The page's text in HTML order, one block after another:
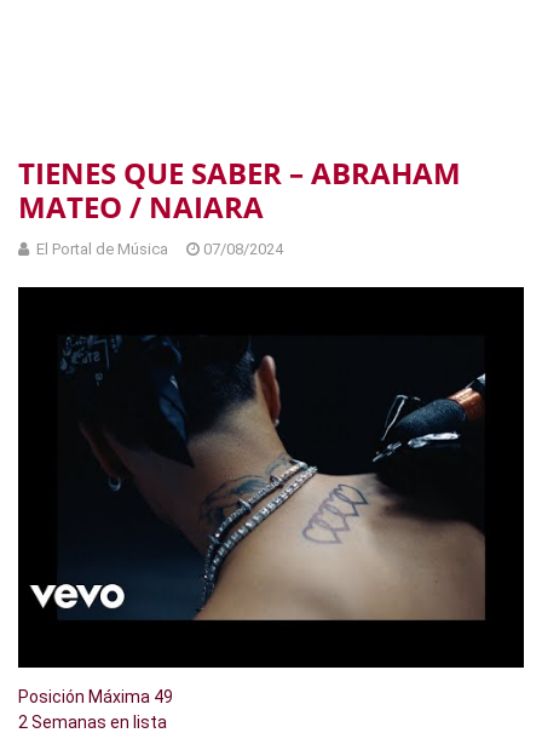
TIENES QUE SABER – ABRAHAM
MATEO / NAIARA
El Portal de Música 07/08/2024
Posición Máxima 49
2 Semanas en lista